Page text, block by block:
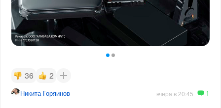
36 2
Никита Горяинов вчера в 20:45 1